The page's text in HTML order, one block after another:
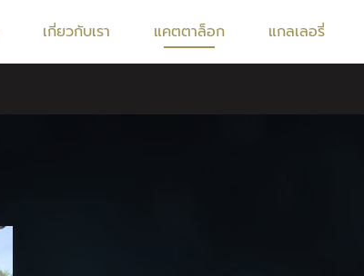
เกี่ยวกับเรา แคตตาล็อก แกลเลอรี่